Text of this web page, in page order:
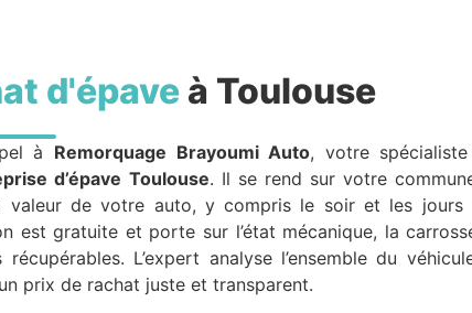
d'épave à Toulouse
à Remorquage Brayoumi Auto, votre
d’épave Toulouse. Il se rend sur votre
valeur de votre auto, y compris le soir et les jours
est gratuite et porte sur l’état mécanique, la
récupérables. L’expert analyse l’ensemble du
prix de rachat juste et transparent.